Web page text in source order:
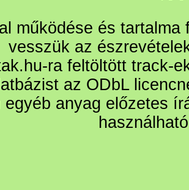
működése és
vesszük az
ra feltöltött track-
az ODbL
egyéb anyag előzetes